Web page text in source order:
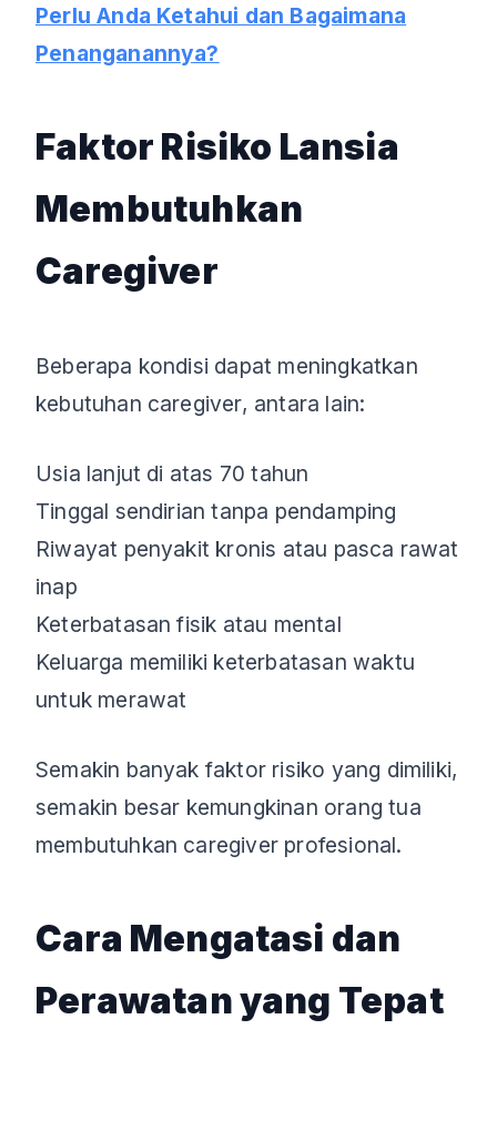
Perlu Anda Ketahui dan Bagaimana
Penanganannya?
Faktor Risiko Lansia
Membutuhkan
Caregiver
Beberapa kondisi dapat meningkatkan
kebutuhan caregiver, antara lain:
Usia lanjut di atas 70 tahun
Tinggal sendirian tanpa pendamping
Riwayat penyakit kronis atau pasca rawat
inap
Keterbatasan fisik atau mental
Keluarga memiliki keterbatasan waktu
untuk merawat
Semakin banyak faktor risiko yang dimiliki,
semakin besar kemungkinan orang tua
membutuhkan caregiver profesional.
Cara Mengatasi dan
Perawatan yang Tepat